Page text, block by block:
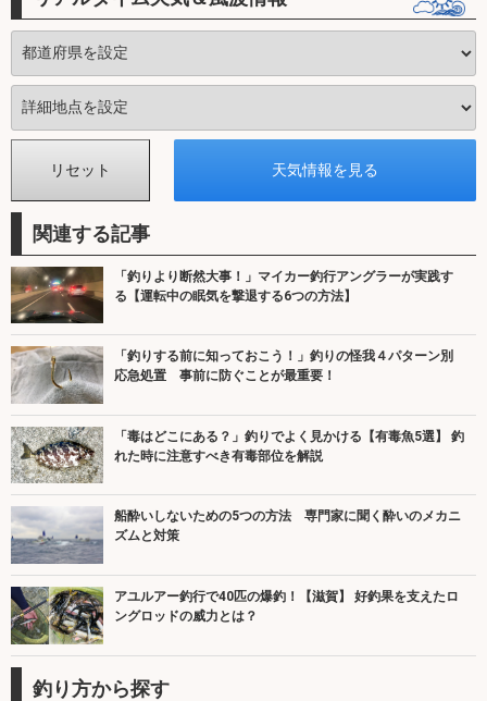
関連する記事
「釣りより断然大事！」マイカー釣行アングラーが実践す
る【運転中の眠気を撃退する6つの方法】
「釣りする前に知っておこう！」釣りの怪我４パターン別
応急処置 事前に防ぐことが最重要！
「毒はどこにある？」釣りでよく見かける【有毒魚5選】 釣
れた時に注意すべき有毒部位を解説
船酔いしないための5つの方法 専門家に聞く酔いのメカニ
ズムと対策
アユルアー釣行で40匹の爆釣！【滋賀】 好釣果を支えたロ
ングロッドの威力とは？
釣り方から探す